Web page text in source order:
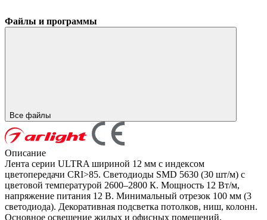
Файлы и программы
Все файлы
Описание
Лента серии ULTRA шириной 12 мм с индексом
цветопередачи CRI>85. Светодиоды SMD 5630 (30 шт/м) с
цветовой температурой 2600–2800 К. Мощность 12 Вт/м,
напряжение питания 12 В. Минимальный отрезок 100 мм (3
светодиода). Декоративная подсветка потолков, ниш, колонн.
Основное освещение жилых и офисных помещений.